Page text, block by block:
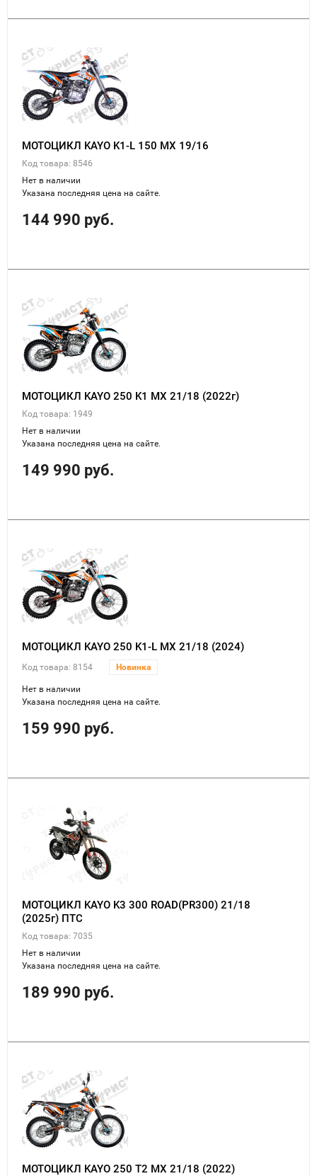
МОТОЦИКЛ KAYO K1-L 150 MX 19/16
Код товара: 8546
Нет в наличии
Указана последняя цена на сайте.
144 990 руб.
МОТОЦИКЛ KAYO 250 K1 MX 21/18 (2022г)
Код товара: 1949
Нет в наличии
Указана последняя цена на сайте.
149 990 руб.
МОТОЦИКЛ KAYO 250 K1-L MX 21/18 (2024)
Код товара: 8154 Новинка
Нет в наличии
Указана последняя цена на сайте.
159 990 руб.
МОТОЦИКЛ KAYO K3 300 ROAD(PR300) 21/18
(2025г) ПТС
Код товара: 7035
Нет в наличии
Указана последняя цена на сайте.
189 990 руб.
МОТОЦИКЛ KAYO 250 Т2 MX 21/18 (2022)